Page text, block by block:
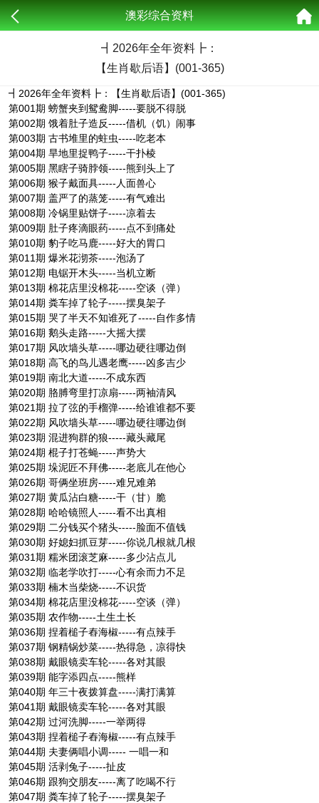
澳彩综合资料
┫ 2026年全年资料┣：
【生肖歇后语】(001-365)
┫2026年全年资料┣：【生肖歇后语】(001-365)
第001期 螃蟹夹到鸳鸯脚-----要脱不得脱
第002期 饿着肚子造反-----借机（饥）闹事
第003期 古书堆里的蛀虫-----吃老本
第004期 旱地里捉鸭子-----干扑棱
第005期 黑瞎子骑脖领-----熊到头上了
第006期 猴子戴面具-----人面兽心
第007期 盖严了的蒸笼-----有气难出
第008期 冷锅里贴饼子-----凉着去
第009期 肚子疼滴眼药-----点不到痛处
第010期 豹子吃马鹿-----好大的胃口
第011期 爆米花沏茶-----泡汤了
第012期 电锯开木头-----当机立断
第013期 棉花店里没棉花-----空谈（弹）
第014期 粪车掉了轮子-----摆臭架子
第015期 哭了半天不知谁死了-----自作多情
第016期 鹅头走路-----大摇大摆
第017期 风吹墙头草-----哪边硬往哪边倒
第018期 高飞的鸟儿遇老鹰-----凶多吉少
第019期 南北大道-----不成东西
第020期 胳膊弯里打凉扇-----两袖清风
第021期 拉了弦的手榴弹-----给谁谁都不要
第022期 风吹墙头草-----哪边硬往哪边倒
第023期 混进狗群的狼-----藏头藏尾
第024期 棍子打苍蝇-----声势大
第025期 垛泥匠不拜佛-----老底儿在他心
第026期 哥俩坐班房-----难兄难弟
第027期 黄瓜沾白糖-----干（甘）脆
第028期 哈哈镜照人-----看不出真相
第029期 二分钱买个猪头-----脸面不值钱
第030期 好媳妇抓豆芽-----你说几根就几根
第031期 糯米团滚芝麻-----多少沾点儿
第032期 临老学吹打-----心有余而力不足
第033期 楠木当柴烧-----不识货
第034期 棉花店里没棉花-----空谈（弹）
第035期 农作物-----土生土长
第036期 捏着槌子舂海椒-----有点辣手
第037期 钢精锅炒菜-----热得急，凉得快
第038期 戴眼镜卖车轮-----各对其眼
第039期 能字添四点-----熊样
第040期 年三十夜拨算盘-----满打满算
第041期 戴眼镜卖车轮-----各对其眼
第042期 过河洗脚-----一举两得
第043期 捏着槌子舂海椒-----有点辣手
第044期 夫妻俩唱小调----- 一唱一和
第045期 活剥兔子-----扯皮
第046期 跟狗交朋友-----离了吃喝不行
第047期 粪车掉了轮子-----摆臭架子